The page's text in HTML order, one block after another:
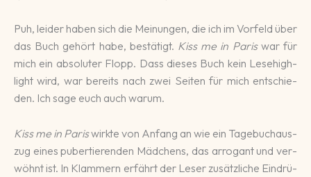
Puh, leider haben sich die Meinungen, die ich im Vor­feld über
das Buch ge­hört habe, be­stä­tigt. Kiss me in Pariswar für
mich ein ab­solu­ter Flopp. Dass dieses Buch kein Lese­high­
light wird, war be­reits nach zwei Seiten für mich ent­schie­
den. Ich sage euch auch warum.
Kiss me in Pariswirkte von Anfang an wie ein Tage­buch­aus­
zug eines pu­bertie­ren­den Mädchens, das arro­gant und ver­
wöhnt ist. In Klammern er­fährt der Leser zu­sätz­liche Ein­drü­